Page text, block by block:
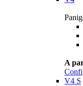
A
V4 S